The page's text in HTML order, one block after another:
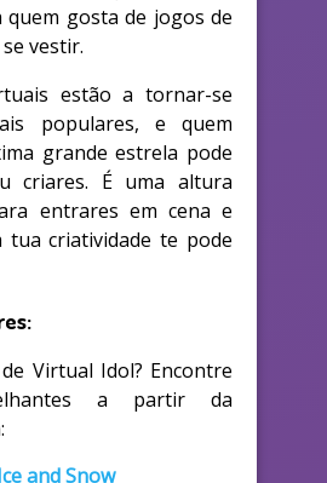
gosta de jogos de
vestir.
estão a tornar-se
populares, e quem
grande estrela pode
criares. É uma altura
entrares em cena e
tua criatividade te pode
Virtual Idol? Encontre
a partir da
and Snow